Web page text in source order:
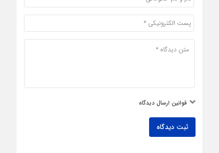
قوانین ارسال دیدگاه
ثبت دیدگاه